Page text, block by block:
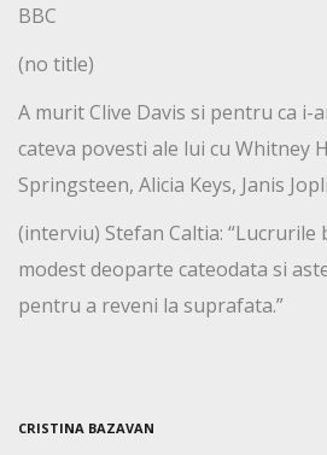
BBC
(no title)
A murit Clive Davis si pentru ca i-
cateva povesti ale lui cu Whitney
Springsteen, Alicia Keys, Janis
(interviu) Stefan Caltia: “Lucrurile
modest deoparte cateodata si
pentru a reveni la suprafata.”
CRISTINA BAZAVAN